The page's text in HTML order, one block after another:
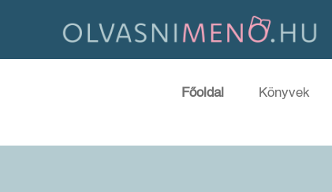
Főoldal Könyvek